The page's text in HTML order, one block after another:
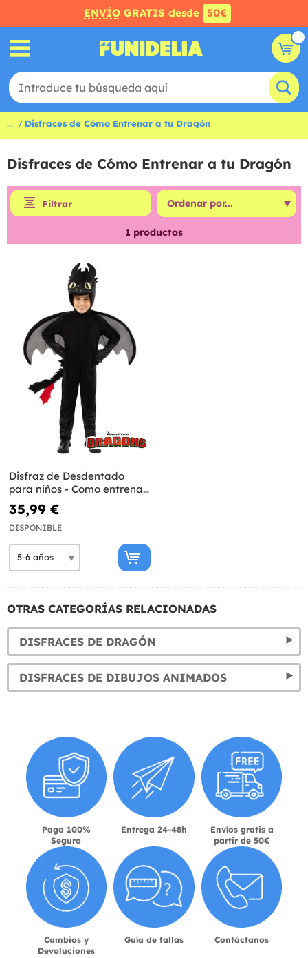
ENVÍO GRATIS desde 50€
... Disfraces de Cómo Entrenar a tu Dragón
Disfraces de Cómo Entrenar a tu Dragón
Filtrar
1 productos
Disfraz de Desdentado
para niños - Como entrenar
a tu dragón
35,99 €
DISPONIBLE
OTRAS CATEGORÍAS RELACIONADAS
DISFRACES DE DRAGÓN
DISFRACES DE DIBUJOS ANIMADOS
Pago 100%
Seguro
Entrega 24-48h
Envíos gratis a
partir de 50€
Cambios y
Devoluciones
Guía de tallas Contáctanos